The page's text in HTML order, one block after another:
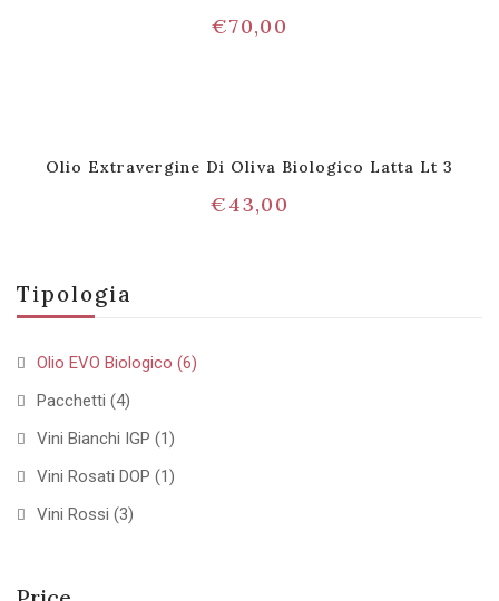
Tipologia
Olio EVO Biologico (6)
Pacchetti (4)
Vini Bianchi IGP (1)
Vini Rosati DOP (1)
Vini Rossi (3)
€70,00
Olio Extravergine Di Oliva Biologico Latta Lt 3
€43,00